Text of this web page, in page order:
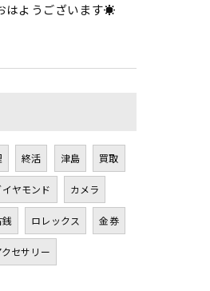
はようございます☀
終活 津島 買取
イヤモンド カメラ
銭 ロレックス 金券
クセサリー